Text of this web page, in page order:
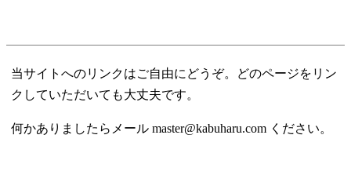
当サイトへのリンクはご自由にどうぞ。どのページをリン
クしていただいても大丈夫です。
何かありましたらメール master@kabuharu.com ください。